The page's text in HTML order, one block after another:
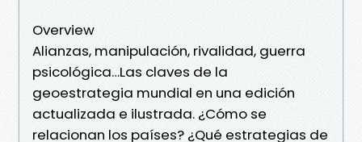
Overview
Alianzas, manipulación, rivalidad, guerra
psicológica…Las claves de la
geoestrategia mundial en una edición
actualizada e ilustrada. ¿Cómo se
relacionan los países? ¿Qué estrategias de